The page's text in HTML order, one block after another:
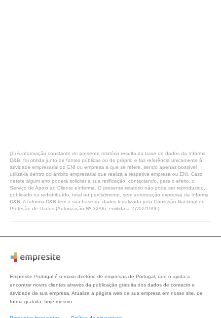
(1) A informação constante do presente relatório resulta da base de dados da Informa
D&B, foi obtida junto de fontes públicas ou do próprio e faz referência unicamente à
atividade empresarial do ENI ou empresa a que se refere, sendo apenas possível
utilizá-la dentro do âmbito empresarial que realiza a respetiva empresa ou ENI. Caso
detete algum erro poderá solicitar a sua retificação, contactando, para o efeito, o
Serviço de Apoio ao Cliente eInforma. O presente relatório não pode ser reproduzido,
publicado ou redistribuído, total ou parcialmente, sem autorização expressa da Informa
D&B. A Informa D&B tem a sua base de dados legalizada pela Comissão Nacional de
Proteção de Dados (Autorização Nº 32/96, emitida a 27/02/1996).
Empresite Portugal é o maior diretório de empresas de Portugal, que o ajuda a
encontrar novos clientes através da publicação gratuita dos dados de contacto e
atividade da sua empresa. Atualize a página web da sua empresa em nosso site, de
forma gratuita, hoje mesmo.